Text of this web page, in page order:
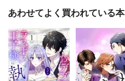
あわせてよく買われている本